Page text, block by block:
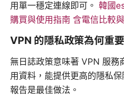
用單一穩定連線即可。 韓國
購買與使用指南 含電信比較
VPN 的隱私政策為何重要
無日誌政策意味著 VPN 服務
用資料，能提供更高的隱私
報告是最佳做法。